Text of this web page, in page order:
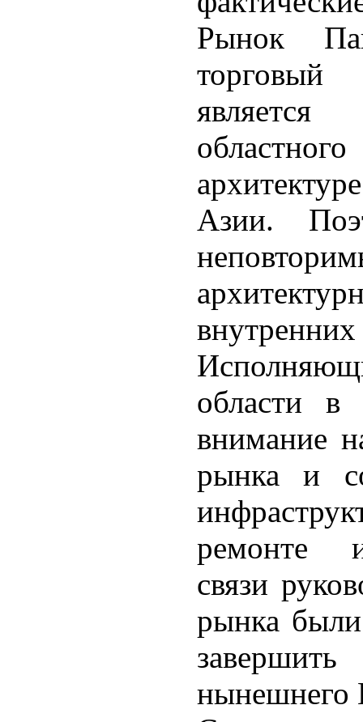
Рынок
Азии.
области в
внимание
рынка и
ремонте
связи
рынка
нынешнего